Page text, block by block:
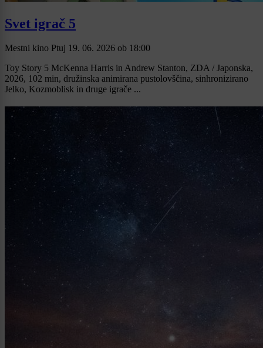
Svet igrač 5
Mestni kino Ptuj 19. 06. 2026 ob 18:00
Toy Story 5 McKenna Harris in Andrew Stanton, ZDA / Japonska,
2026, 102 min, družinska animirana pustolovščina, sinhronizirano
Jelko, Kozmoblisk in druge igrače ...